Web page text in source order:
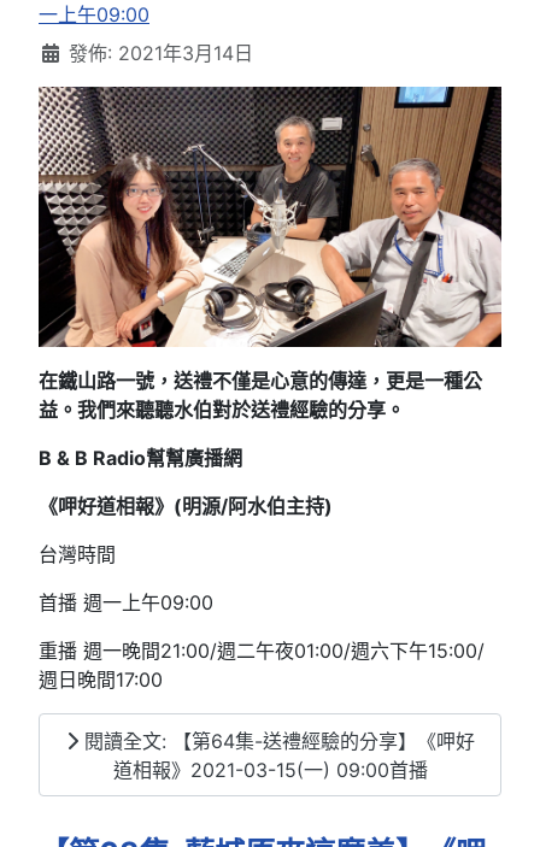
一上午09:00
發佈: 2021年3月14日
在鐵山路一號，送禮不僅是心意的傳達，更是一種公
益。我們來聽聽水伯對於送禮經驗的分享。
B & B Radio幫幫廣播網
《呷好道相報》(明源/阿水伯主持)
台灣時間
首播 週一上午09:00
重播 週一晚間21:00/週二午夜01:00/週六下午15:00/
週日晚間17:00
閱讀全文: 【第64集-送禮經驗的分享】《呷好
道相報》2021-03-15(一) 09:00首播